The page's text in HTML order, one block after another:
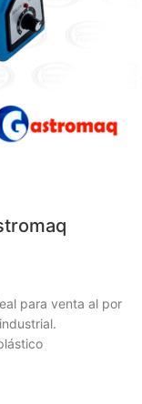
para venta al por